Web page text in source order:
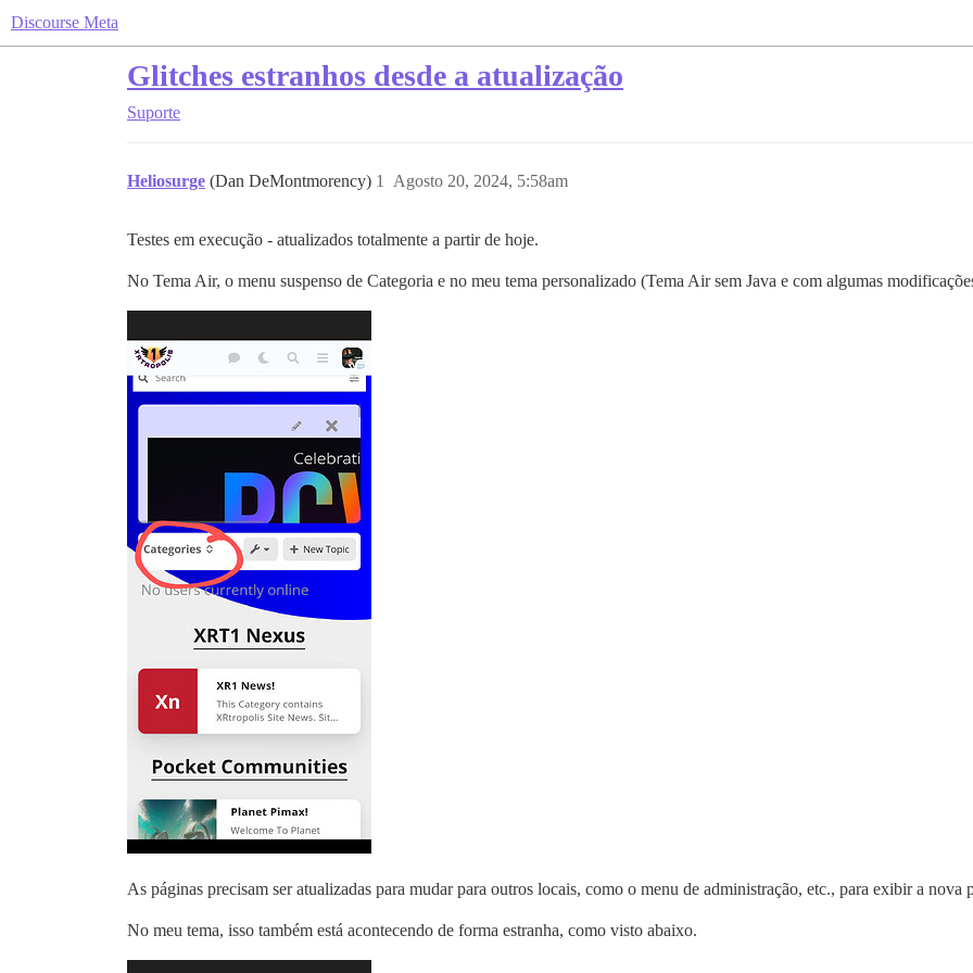
Discourse Meta
Glitches estranhos desde a atualização
Suporte
Heliosurge (Dan DeMontmorency) Agosto 20, 2024, 5:58am
1
Testes em execução - atualizados totalmente a partir de hoje.
No Tema Air, o menu suspenso de Categoria e no meu tema personalizado (Tema Air sem Java e com algumas
As páginas precisam ser atualizadas para mudar para outros locais, como o menu de administração, etc., para exibir a nova
No meu tema, isso também está acontecendo de forma estranha, como visto abaixo.